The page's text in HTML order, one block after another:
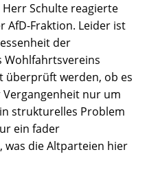
Schulte reagierte
AfD-Fraktion. Leider ist
der
Wohlfahrtsvereins
überprüft werden, ob es
nur um
strukturelles Problem
ein fader
was die Altparteien hier